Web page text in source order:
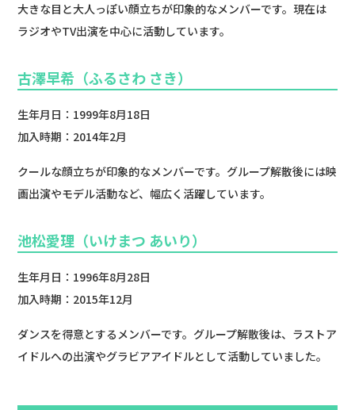
大きな目と大人っぽい顔立ちが印象的なメンバーです。現在は
ラジオやTV出演を中心に活動しています。
古澤早希（ふるさわ さき）
生年月日：1999年8月18日
加入時期：2014年2月
クールな顔立ちが印象的なメンバーです。グループ解散後には映
画出演やモデル活動など、幅広く活躍しています。
池松愛理（いけまつ あいり）
生年月日：1996年8月28日
加入時期：2015年12月
ダンスを得意とするメンバーです。グループ解散後は、ラストア
イドルへの出演やグラビアアイドルとして活動していました。